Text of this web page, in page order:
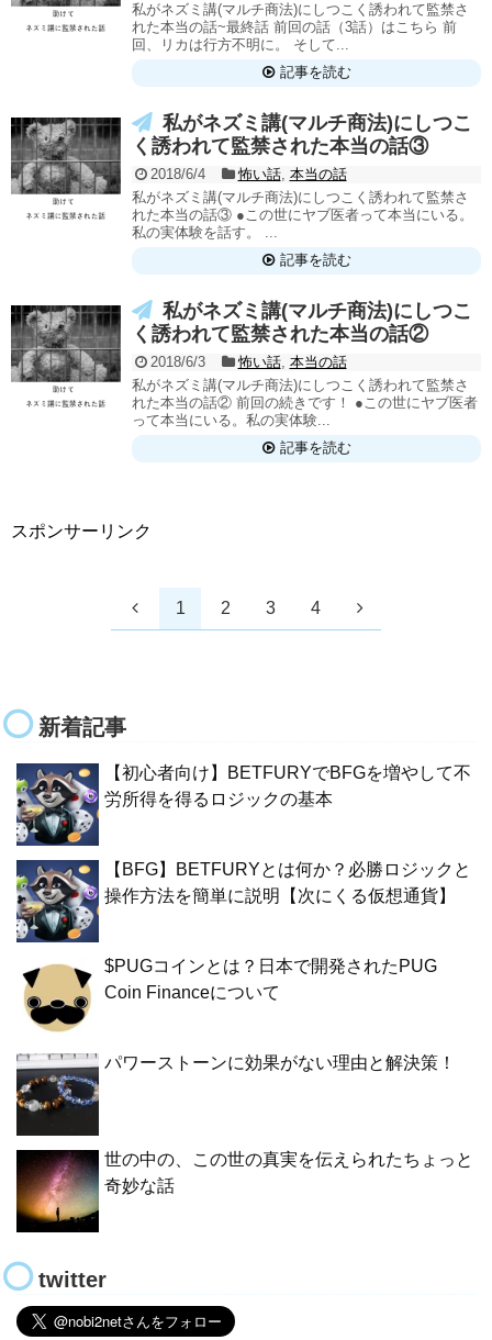
私がネズミ講(マルチ商法)にしつこく誘われて監禁さ
れた本当の話~最終話 前回の話（3話）はこちら 前
回、リカは行方不明に。 そして...
記事を読む
私がネズミ講(マルチ商法)にしつこ
く誘われて監禁された本当の話③
2018/6/4 怖い話, 本当の話
私がネズミ講(マルチ商法)にしつこく誘われて監禁さ
れた本当の話③ ●この世にヤブ医者って本当にいる。
私の実体験を話す。 ...
記事を読む
私がネズミ講(マルチ商法)にしつこ
く誘われて監禁された本当の話②
2018/6/3 怖い話, 本当の話
私がネズミ講(マルチ商法)にしつこく誘われて監禁さ
れた本当の話② 前回の続きです！ ●この世にヤブ医者
って本当にいる。私の実体験...
記事を読む
スポンサーリンク
1 2 3 4
新着記事
【初心者向け】BETFURYでBFGを増やして不
労所得を得るロジックの基本
【BFG】BETFURYとは何か？必勝ロジックと
操作方法を簡単に説明【次にくる仮想通貨】
$PUGコインとは？日本で開発されたPUG
Coin Financeについて
パワーストーンに効果がない理由と解決策！
世の中の、この世の真実を伝えられたちょっと
奇妙な話
twitter